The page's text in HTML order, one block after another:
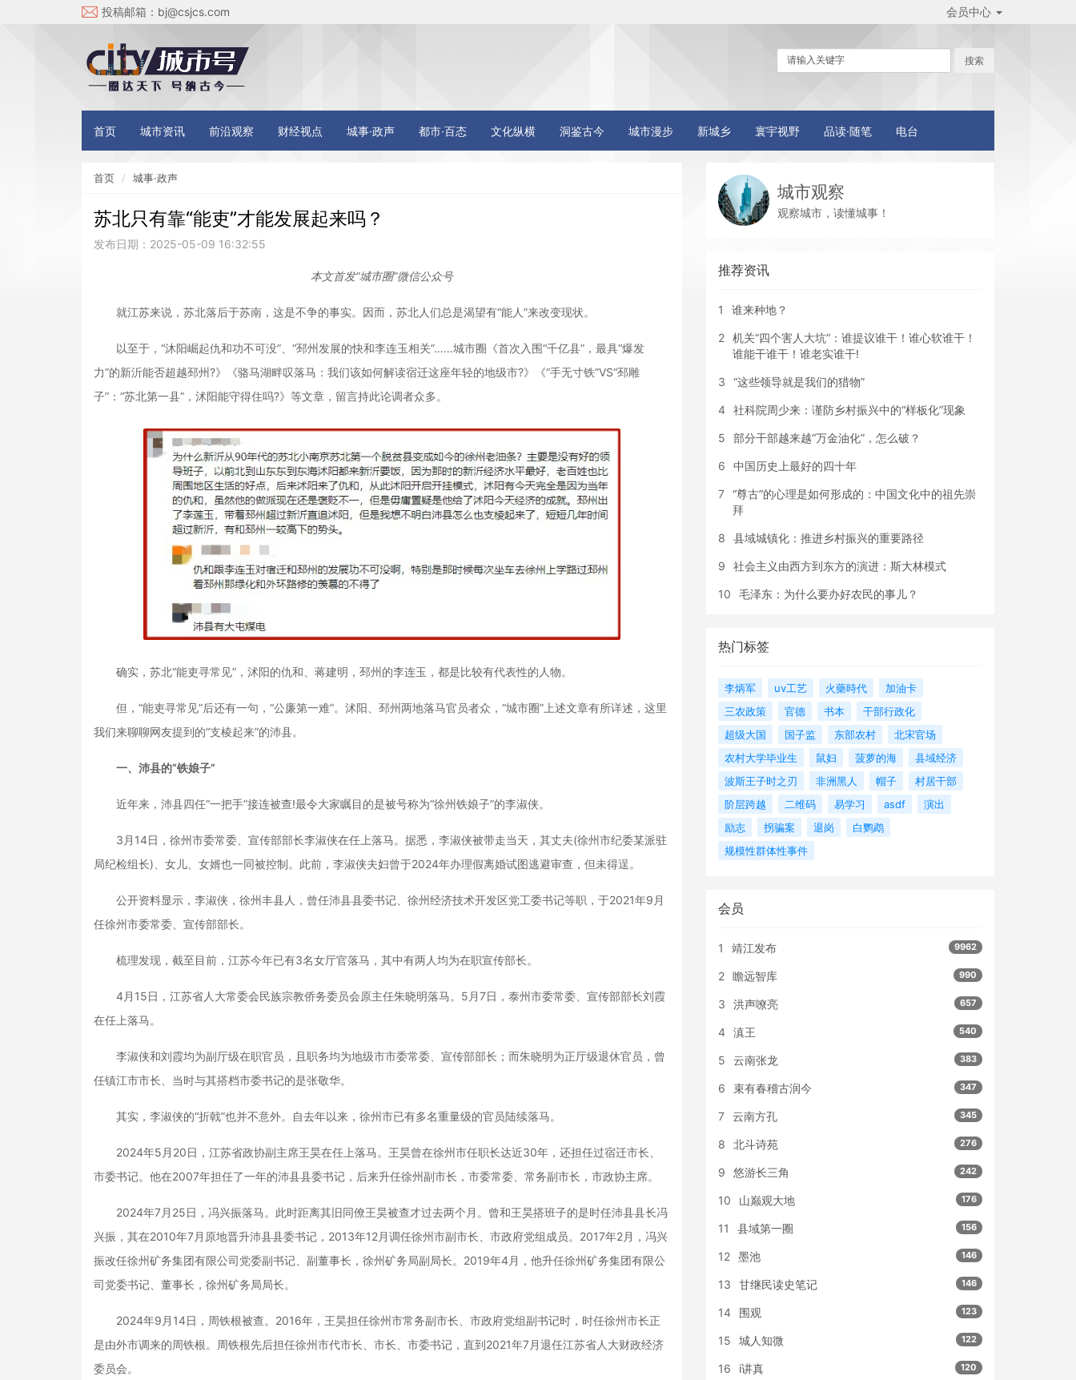
投稿邮箱： bj@csjcs.com 会员中心
首页 城市资讯 前沿观察 财经视点 城事·政声 都市·百态 文化纵横 洞鉴古今 城市漫步 新城乡 寰宇视野 品读·随笔 电台
首页 城事·政声
苏北只有靠“能吏”才能发展起来吗？
发布日期：2025-05-09 16:32:55
本文首发“城市圈”微信公众号
就江苏来说，苏北落后于苏南，这是不争的事实。因而，苏北人们总是渴望有“能人”来改变现状。
以至于，“沐阳崛起仇和功不可没”、“邳州发展的快和李连玉相关”……城市圈《首次入围“千亿县”，最具“爆发
力”的新沂能否超越邳州?》《骆马湖畔叹落马：我们该如何解读宿迁这座年轻的地级市?》《“手无寸铁”VS“邳雕
子”：“苏北第一县”，沭阳能守得住吗?》等文章，留言持此论调者众多。
确实，苏北“能吏寻常见”，沭阳的仇和、蒋建明，邳州的李连玉，都是比较有代表性的人物。
但，“能吏寻常见”后还有一句，“公廉第一难”。沭阳、邳州两地落马官员者众，“城市圈”上述文章有所详述，这里
我们来聊聊网友提到的“支棱起来”的沛县。
一、沛县的“铁娘子”
近年来，沛县四任“一把手”接连被查!最令大家瞩目的是被号称为“徐州铁娘子”的李淑侠。
3月14日，徐州市委常委、宣传部部长李淑侠在任上落马。据悉，李淑侠被带走当天，其丈夫(徐州市纪委某派驻
局纪检组长)、女儿、女婿也一同被控制。此前，李淑侠夫妇曾于2024年办理假离婚试图逃避审查，但未得逞。
公开资料显示，李淑侠，徐州丰县人，曾任沛县县委书记、徐州经济技术开发区党工委书记等职，于2021年9月
任徐州市委常委、宣传部部长。
梳理发现，截至目前，江苏今年已有3名女厅官落马，其中有两人均为在职宣传部长。
4月15日，江苏省人大常委会民族宗教侨务委员会原主任朱晓明落马。5月7日，泰州市委常委、宣传部部长刘霞
在任上落马。
李淑侠和刘霞均为副厅级在职官员，且职务均为地级市市委常委、宣传部部长；而朱晓明为正厅级退休官员，曾
任镇江市市长、当时与其搭档市委书记的是张敬华。
其实，李淑侠的“折戟”也并不意外。自去年以来，徐州市已有多名重量级的官员陆续落马。
2024年5月20日，江苏省政协副主席王昊在任上落马。王昊曾在徐州市任职长达近30年，还担任过宿迁市长、
市委书记。他在2007年担任了一年的沛县县委书记，后来升任徐州副市长，市委常委、常务副市长，市政协主席。
2024年7月25日，冯兴振落马。此时距离其旧同僚王昊被查才过去两个月。曾和王昊搭班子的是时任沛县县长冯
兴振，其在2010年7月原地晋升沛县县委书记，2013年12月调任徐州市副市长、市政府党组成员。2017年2月，冯兴
振改任徐州矿务集团有限公司党委副书记、副董事长，徐州矿务局副局长。2019年4月，他升任徐州矿务集团有限公
司党委书记、董事长，徐州矿务局局长。
2024年9月14日，周铁根被查。2016年，王昊担任徐州市常务副市长、市政府党组副书记时，时任徐州市长正
是由外市调来的周铁根。周铁根先后担任徐州市代市长、市长、市委书记，直到2021年7月退任江苏省人大财政经济
委员会。
城市观察
观察城市，读懂城事！
推荐资讯
1 谁来种地？
2 机关“四个害人大坑”：谁提议谁干！谁心软谁干！
谁能干谁干！谁老实谁干!
3 “这些领导就是我们的猎物”
4 社科院周少来：谨防乡村振兴中的“样板化”现象
5 部分干部越来越“万金油化”，怎么破？
6 中国历史上最好的四十年
7 “尊古”的心理是如何形成的：中国文化中的祖先崇
拜
8 县域城镇化：推进乡村振兴的重要路径
9 社会主义由西方到东方的演进：斯大林模式
10 毛泽东：为什么要办好农民的事儿？
热门标签
李炳军 uv工艺 火藥時代
加油卡
三农政策
官德 书本
干部行政化
超级大国
国子监 东部农村
北宋官场
农村大学毕业生
鼠妇 菠萝的海
县域经济
波斯王子时之刃
非洲黑人 帽子
村居干部
阶层跨越
二维码 易学习 asdf
演出
励志
拐骗案 退岗
白鹦鹉
规模性群体性事件
会员
1 靖江发布 9962
2 瞻远智库 990
3 洪声嘹亮 657
4 滇王 540
5 云南张龙 383
6 束有春稽古润今 347
7 云南方孔 345
8 北斗诗苑 276
9 悠游长三角 242
10 山巅观大地 176
11 县域第一圈 156
12 墨池 146
13 甘继民读史笔记 146
14 围观 123
15 城人知微 122
16 i讲真 120